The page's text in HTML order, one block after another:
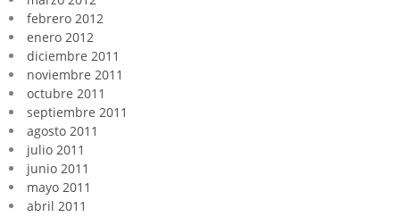
febrero 2012
enero 2012
diciembre 2011
noviembre 2011
octubre 2011
septiembre 2011
agosto 2011
julio 2011
junio 2011
mayo 2011
abril 2011